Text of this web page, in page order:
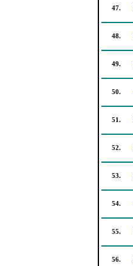
47.
48.
49.
50.
51.
52.
53.
54.
55.
56.